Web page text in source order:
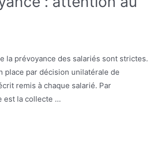
la prévoyance des salariés sont strictes.
place par décision unilatérale de
remis à chaque salarié. Par
est la collecte …